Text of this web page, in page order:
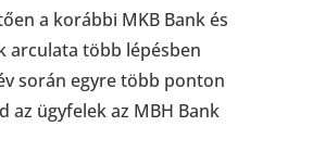
a korábbi MKB Bank és
arculata több lépésben
során egyre több ponton
az ügyfelek az MBH Bank